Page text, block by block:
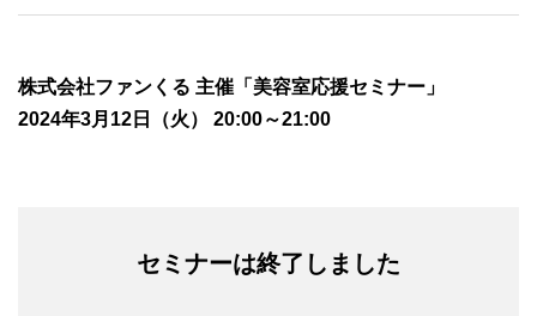
株式会社ファンくる 主催「美容室応援セミナー」
2024年3月12日（火） 20:00～21:00
セミナーは終了しました